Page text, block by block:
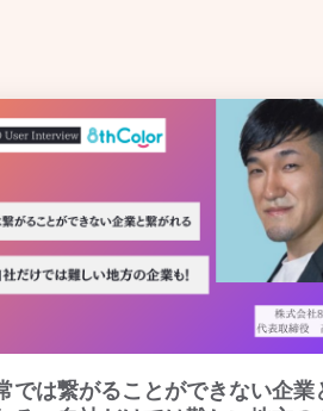
では繋がることができない企業